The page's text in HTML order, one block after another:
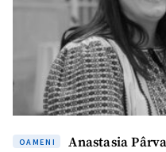
OAMENI
Anastasia
Fotografie
+ Încarcă imagine
Link media+ Link media